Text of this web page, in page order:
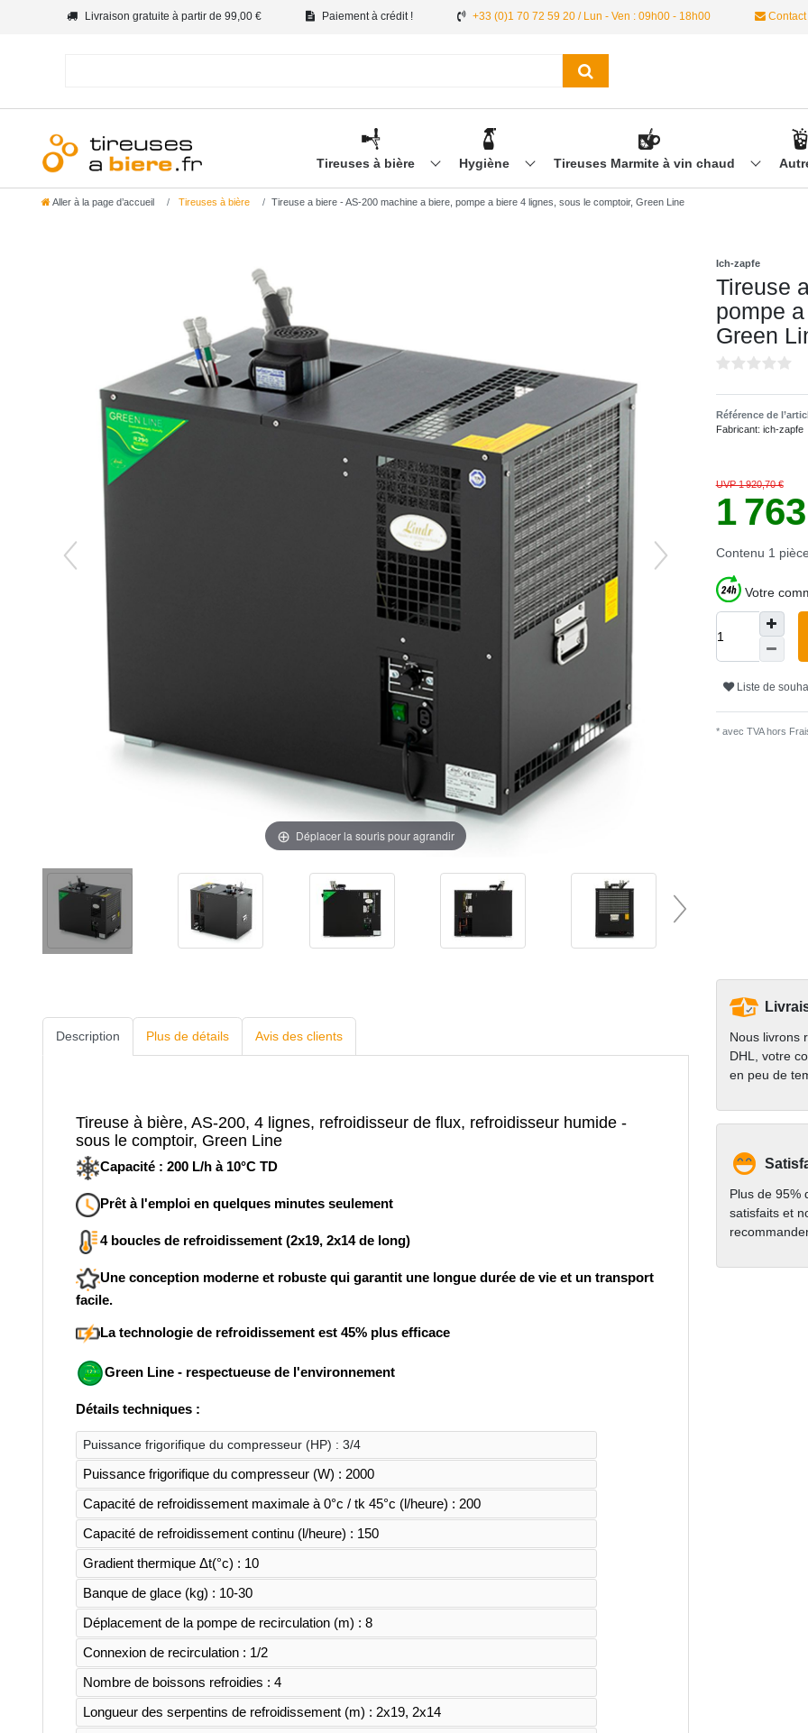
Livraison gratuite à partir de 99,00 € Paiement à crédit ! +33 (0)1 70 72 59 20 / Lun - Ven : 09h00 - 18h00 Contact
Tireuses à bière Hygiène Tireuses Marmite à vin chaud
Aller à la page d’accueil Tireuses à bière Tireuse a biere - AS-200 machine a biere, pompe a biere 4 lignes, sous le comptoir, Green Line
Déplacer la souris pour agrandir
Ich-zapfe
Tireuse
pompe
Green
Référence de
Fabricant: ich-zapfe
UVP 1 920,70 €
1
Contenu 1 pièce
Votre
Liste de
* avec TVA hors
Description Plus de détails Avis des clients
Tireuse à bière, AS-200, 4 lignes, refroidisseur de flux, refroidisseur humide -
sous le comptoir, Green Line
Capacité : 200 L/h à 10°C TD
Prêt à l'emploi en quelques minutes seulement
4 boucles de refroidissement (2x19, 2x14 de long)
Une conception moderne et robuste qui garantit une longue durée de vie et un transport
facile.
La technologie de refroidissement est 45% plus efficace
Green Line - respectueuse de l'environnement
Détails techniques :
Puissance frigorifique du compresseur (HP) : 3/4
Puissance frigorifique du compresseur (W) : 2000
Capacité de refroidissement maximale à 0°c / tk 45°c (l/heure) : 200
Capacité de refroidissement continu (l/heure) : 150
Gradient thermique Δt(°c) : 10
Banque de glace (kg) : 10-30
Déplacement de la pompe de recirculation (m) : 8
Connexion de recirculation : 1/2
Nombre de boissons refroidies : 4
Longueur des serpentins de refroidissement (m) : 2x19, 2x14
Nous livrons
DHL, votre
en peu de
Plus de 95%
satisfaits et